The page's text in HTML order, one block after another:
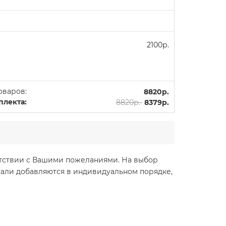
2100р.
8820р.
8820р. 8379р.
с Вашими пожеланиями. На выбор
добавляются в индивидуальном порядке,